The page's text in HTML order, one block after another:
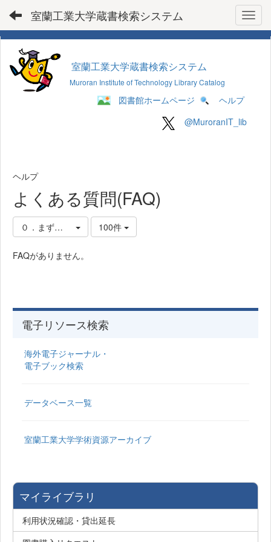
室蘭工業大学蔵書検索システム
室蘭工業大学蔵書検索システム
Muroran Institute of Technology Library Catalog
図書館ホームページ
ヘルプ
@MuroranIT_lib
ヘルプ
よくある質問(FAQ)
０．まずはじめに 100件
FAQがありません。
電子リソース検索
海外電子ジャーナル・
電子ブック検索
データベース一覧
室蘭工業大学学術資源アーカイブ
マイライブラリ
利用状況確認・貸出延長